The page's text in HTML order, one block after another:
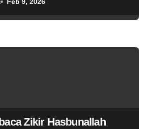
Zikir Hasbunallah